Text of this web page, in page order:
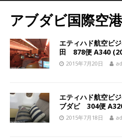
アブダビ国際空港
エティハド航空ビ
田 878便 A340
2015年7月20日
エティハド航空ビ
ブダビ 304便
2015年7月18日